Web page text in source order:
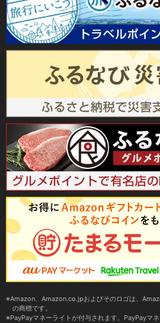
Amazon、Amazon.co.jpおよびそのロゴは、
の商標です。
PayPayマネーライトが付与されます。PayPayマ